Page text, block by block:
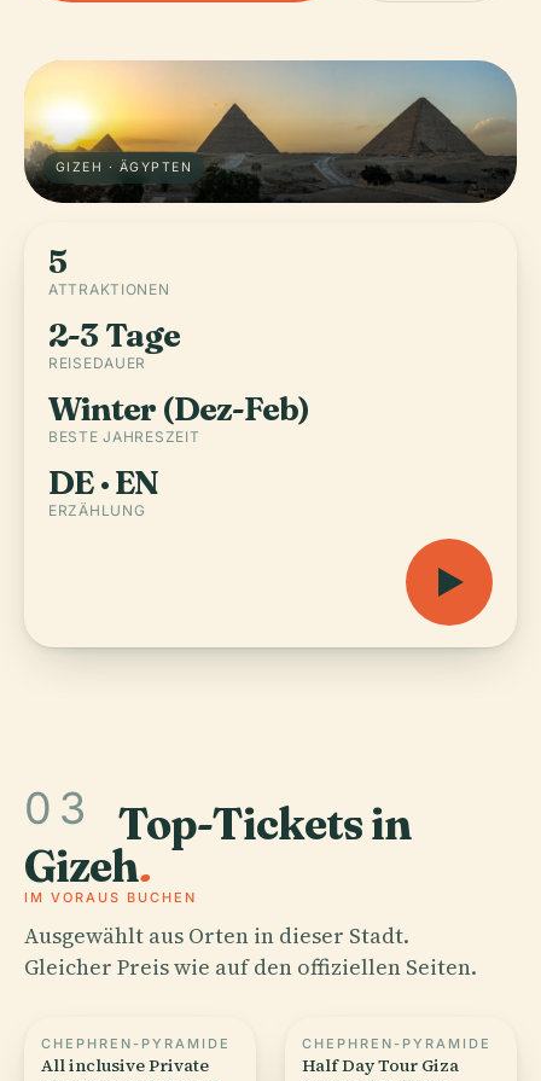
GIZEH · ÄGYPTEN
5
ATTRAKTIONEN
2-3 Tage
REISEDAUER
Winter (Dez-Feb)
BESTE JAHRESZEIT
DE · EN
ERZÄHLUNG
03 Top-Tickets in
Gizeh.
IM VORAUS BUCHEN
Ausgewählt aus Orten in dieser Stadt.
Gleicher Preis wie auf den offiziellen Seiten.
CHEPHREN-PYRAMIDE
All inclusive Private
CHEPHREN-PYRAMIDE
Half Day Tour Giza